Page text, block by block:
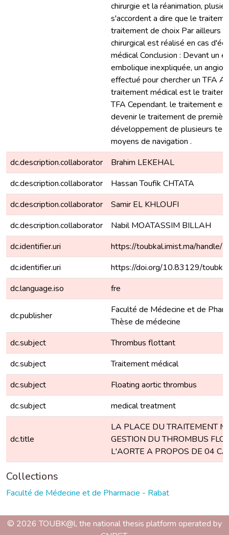
chirurgie et la réanimation,
s'accordent a dire que le
traitement de choix Par ailleurs
chirurgical est réalisé en cas
médical Conclusion : Devant un
embolique inexpliquée, un
effectué pour chercher un TFA
traitement médical est le
TFA Cependant. le traitement
devenir le traitement de
développement de plusieurs
moyens de navigation .
dc.description.collaborator
Brahim LEKEHAL
dc.description.collaborator
Hassan Toufik CHTATA
dc.description.collaborator
Samir EL KHLOUFI
dc.description.collaborator
Nabil MOATASSIM BILLAH
dc.identifier.uri
https://toubkal.imist.ma/
dc.identifier.uri
https://doi.org/10.83129/
dc.language.iso
fre
dc.publisher
Faculté de Médecine et de
Thèse de médecine
dc.subject
Thrombus flottant
dc.subject
Traitement médical
dc.subject
Floating aortic thrombus
dc.subject
medical treatment
dc.title
LA PLACE DU TRAITEMENT
GESTION DU THROMBUS
L'AORTE A PROPOS DE 04
Collections
Faculté de Médecine et de Pharmacie - Rabat
© 2026 TOUBK@l, the national thesis platform operated by